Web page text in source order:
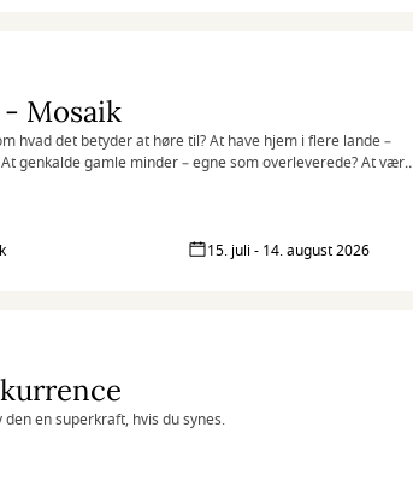
Mosaik
hvad det betyder at høre til? At have hjem i flere lande –
genkalde gamle minder – egne som overleverede? At være
15. juli - 14. august 2026
den en superkraft, hvis du synes.